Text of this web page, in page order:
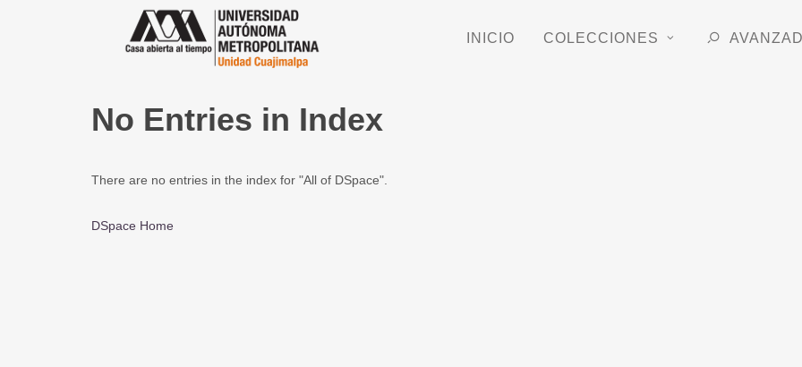
INICIO COLECCIONES
No Entries in Index
There are no entries in the index for "All of DSpace".
DSpace Home